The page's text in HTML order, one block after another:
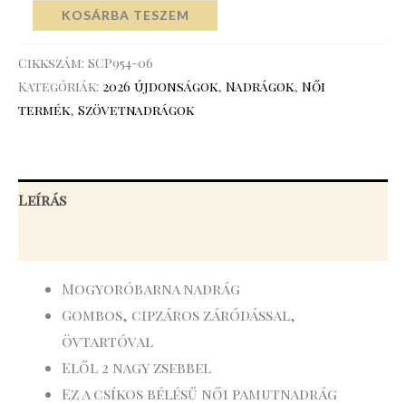
KOSÁRBA TESZEM
Cikkszám: SCP954-06
Kategóriák: 2026 újdonságok, Nadrágok, Női
termék, Szövetnadrágok
Leírás
Mogyoróbarna nadrág
Gombos, cipzáros záródással,
övtartóval
Elől 2 nagy zsebbel
Ez a csíkos bélésű női pamutnadrág